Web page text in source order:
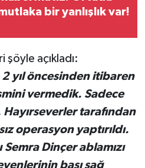
bir yanlışlık var!
şöyle açıkladı:
yıl öncesinden itibaren
vermedik. Sadece
Hayırseverler tarafından
operasyon yaptırıldı.
Dinçer ablamızı
başı sağ